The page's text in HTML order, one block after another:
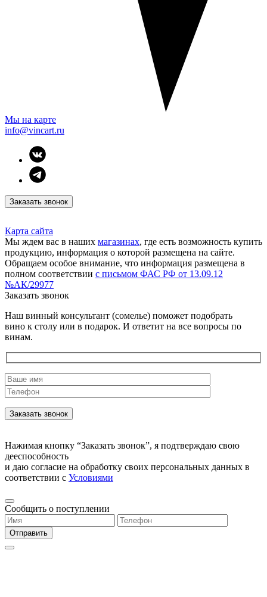
Мы на карте
info@vincart.ru
Заказать звонок
Карта сайта
Мы ждем вас в наших магазинах, где есть возможность купить
продукцию, информация о которой размещена на сайте.
Обращаем особое внимание, что информация размещена в
полном соответствии с письмом ФАС РФ от 13.09.12
№АК/29977
Заказать звонок
Наш винный консультант (сомелье) поможет подобрать
вино к столу или в подарок. И ответит на все вопросы по
винам.
Нажимая кнопку “Заказать звонок”, я подтверждаю свою
дееспособность
и даю согласие на обработку своих персональных данных в
соответствии с Условиями
Сообщить о поступлении